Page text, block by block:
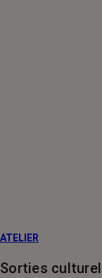
ATELIER
Sorties